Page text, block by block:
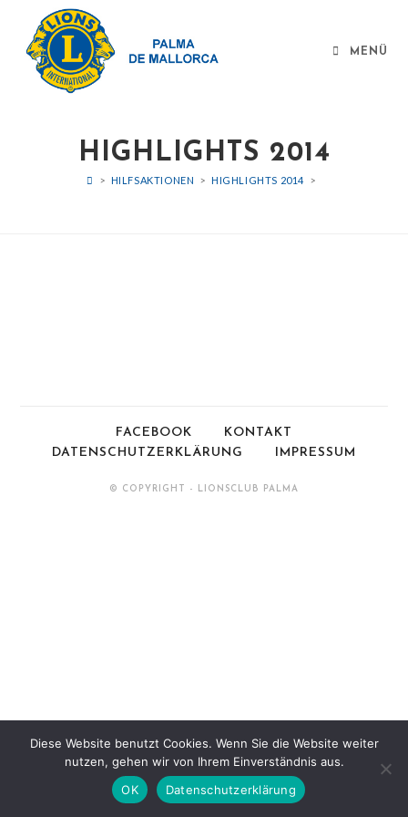
MENÜ
HIGHLIGHTS 2014
> HILFSAKTIONEN > HIGHLIGHTS 2014 >
FACEBOOK
KONTAKT
DATENSCHUTZERKLÄRUNG
IMPRESSUM
© COPYRIGHT - LIONSCLUB PALMA
Diese Website benutzt Cookies. Wenn Sie die Website weiter
nutzen, gehen wir von Ihrem Einverständnis aus.
OK
Datenschutzerklärung